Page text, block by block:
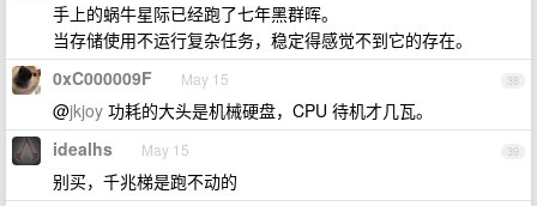
手上的蜗牛星际已经跑了七年黑群晖。
当存储使用不运行复杂任务，稳定得感觉不到它的存在。
38
0xC000009F May 15
@jkjoy 功耗的大头是机械硬盘，CPU 待机才几瓦。
39
idealhs May 15
别买，千兆梯是跑不动的